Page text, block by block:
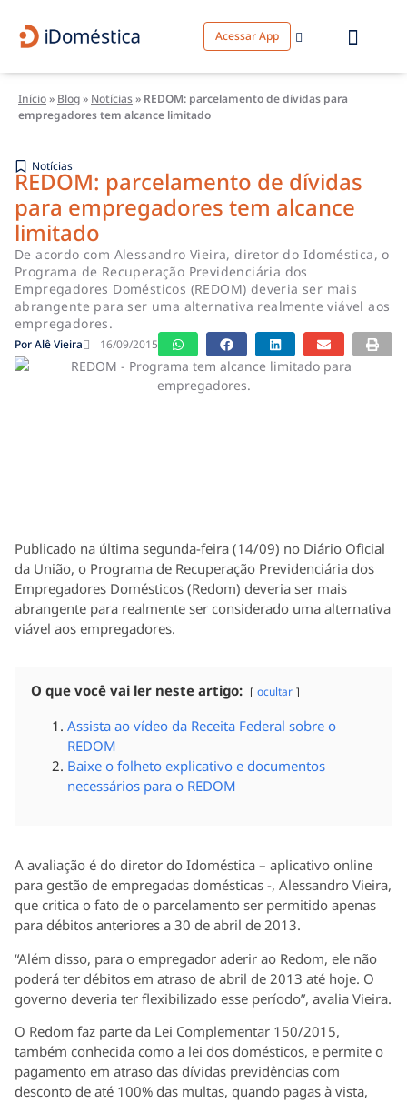
Acessar App
Início» Blog» Notícias» REDOM: parcelamento de dívidas para
empregadores tem alcance limitado
Notícias
REDOM: parcelamento de dívidas
para empregadores tem alcance
limitado
De acordo com Alessandro Vieira, diretor do Idoméstica, o
Programa de Recuperação Previdenciária dos
Empregadores Domésticos (REDOM) deveria ser mais
abrangente para ser uma alternativa realmente viável aos
empregadores.
PorAlê Vieira 16/09/2015
Publicado na última segunda-feira (14/09) no Diário Oficial
da União, o Programa de Recuperação Previdenciária dos
Empregadores Domésticos (Redom) deveria ser mais
abrangente para realmente ser considerado uma alternativa
viável aos empregadores.
O que você vai ler neste artigo: ocultar
Assista ao vídeo da Receita Federal sobre o
REDOM
Baixe o folheto explicativo e documentos
necessários para o REDOM
A avaliação é do diretor do Idoméstica – aplicativo online
para gestão de empregadas domésticas -, Alessandro Vieira,
que critica o fato de o parcelamento ser permitido apenas
para débitos anteriores a 30 de abril de 2013.
“Além disso, para o empregador aderir ao Redom, ele não
poderá ter débitos em atraso de abril de 2013 até hoje. O
governo deveria ter flexibilizado esse período”, avalia Vieira.
O Redom faz parte da Lei Complementar 150/2015,
também conhecida como a lei dos domésticos, e permite o
pagamento em atraso das dívidas previdências com
desconto de até 100% das multas, quando pagas à vista,